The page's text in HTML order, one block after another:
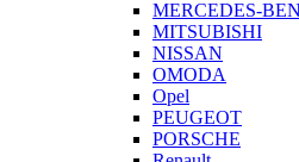
MERCEDES-
MITSUBISHI
NISSAN
OMODA
Opel
PEUGEOT
PORSCHE